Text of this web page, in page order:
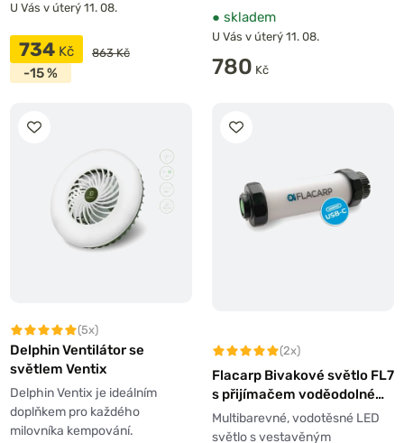
U Vás v úterý 11. 08.
734 Kč 863 Kč
-15 %
● skladem
U Vás v úterý 11. 08.
780 Kč
(5x)
Delphin Ventilátor se
světlem Ventix
Delphin Ventix je ideálním
doplňkem pro každého
milovníka kempování.
(2x)
Flacarp Bivakové světlo FL7
s přijímačem voděodolné
USB-C
Multibarevné, vodotěsné LED
světlo s vestavěným